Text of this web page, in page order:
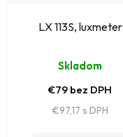
LX 113S, luxmeter
Skladom
€79 bez DPH
€97,17